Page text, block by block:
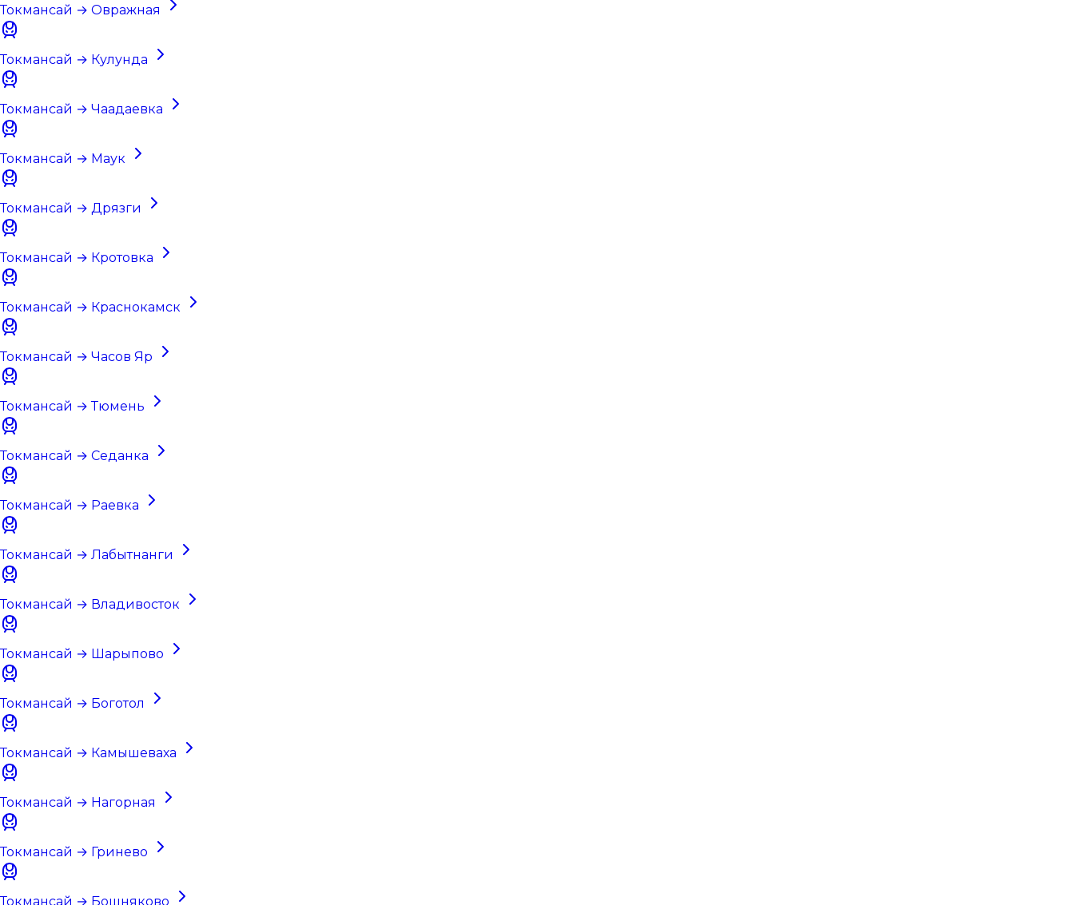
Токмансай → Овражная
Токмансай → Кулунда
Токмансай → Чаадаевка
Токмансай → Маук
Токмансай → Дрязги
Токмансай → Кротовка
Токмансай → Краснокамск
Токмансай → Часов Яр
Токмансай → Тюмень
Токмансай → Седанка
Токмансай → Раевка
Токмансай → Лабытнанги
Токмансай → Владивосток
Токмансай → Шарыпово
Токмансай → Боготол
Токмансай → Камышеваха
Токмансай → Нагорная
Токмансай → Гринево
Токмансай → Бошняково